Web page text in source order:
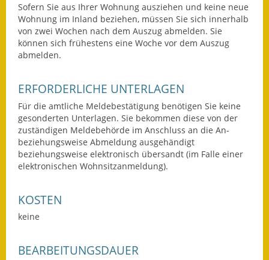
Sitzungsberichte 2016
Sitzungsberichte 2017
Sitzungsberichte 2019
Sitzungsberichte 2020
Gemeindeverwaltung
Sofern Sie aus Ihrer Wohnung ausziehen und keine neue
Wohnung im Inland beziehen, müssen Sie sich innerhalb
von zwei Wochen nach dem Auszug abmelden. Sie
können sich frühestens eine Woche vor dem Auszug
abmelden.
ERFORDERLICHE UNTERLAGEN
Für die amtliche Meldebestätigung benötigen Sie keine
gesonderten Unterlagen. Sie bekommen diese von der
zuständigen Meldebehörde im Anschluss an die An-
beziehungsweise Abmeldung ausgehändigt
beziehungsweise elektronisch übersandt (im Falle einer
elektronischen Wohnsitzanmeldung).
KOSTEN
keine
BEARBEITUNGSDAUER